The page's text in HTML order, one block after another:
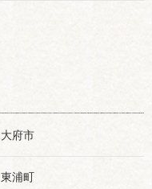
大府市
東浦町